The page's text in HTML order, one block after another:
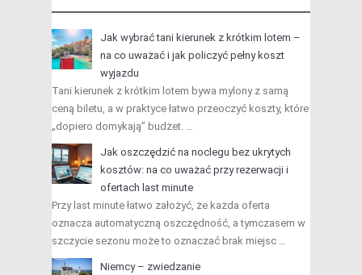
Jak wybrać tani kierunek z krótkim lotem –
na co uważać i jak policzyć pełny koszt
wyjazdu
Tani kierunek z krótkim lotem bywa mylony z samą
ceną biletu, a w praktyce łatwo przeoczyć koszty, które
„dopiero domykają” budżet. …
Jak oszczędzić na noclegu bez ukrytych
kosztów: na co uważać przy rezerwacji i
ofertach last minute
Przy last minute łatwo założyć, że każda oferta
oznacza automatyczną oszczędność, a tymczasem w
szczycie sezonu może to oznaczać brak miejsc …
Niemcy – zwiedzanie